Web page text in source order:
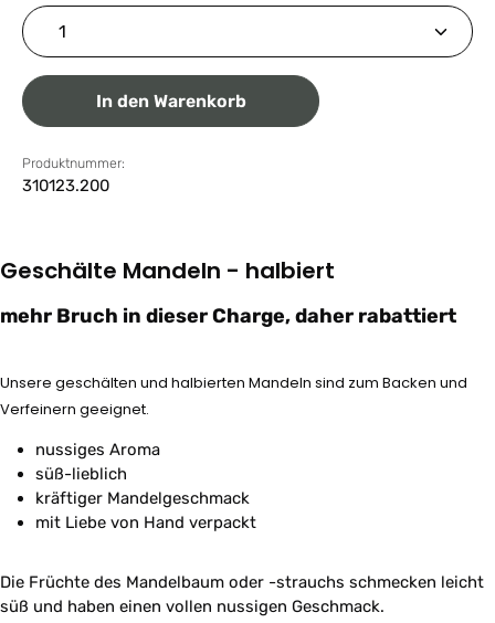
Produkt Anzahl: Gib den gewünschten Wert ein
In den Warenkorb
Produktnummer:
310123.200
Geschälte Mandeln - halbiert
mehr Bruch in dieser Charge, daher rabattiert
Unsere geschälten und halbierten Mandeln sind zum Backen und
Verfeinern geeignet.
nussiges Aroma
süß-lieblich
kräftiger Mandelgeschmack
mit Liebe von Hand verpackt
Die Früchte des Mandelbaum oder -strauchs schmecken leicht
süß und haben einen vollen nussigen Geschmack.